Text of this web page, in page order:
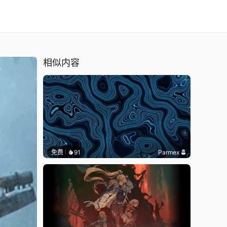
相似内容
免费 91 Parmex